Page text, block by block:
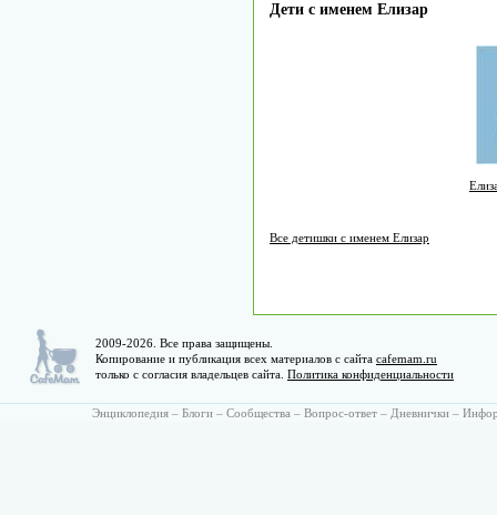
Дети с именем Елизар
Все детишки с именем Елизар
2009-2026. Все права защищены.
Копирование и публикация всех материалов с сайта cafemam.ru
только с согласия владельцев сайта. Политика конфиденциальности
Энциклопедия – Блоги – Сообщества – Вопрос-ответ – Дневнички –